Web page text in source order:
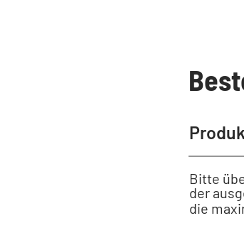
Bitte
der
die